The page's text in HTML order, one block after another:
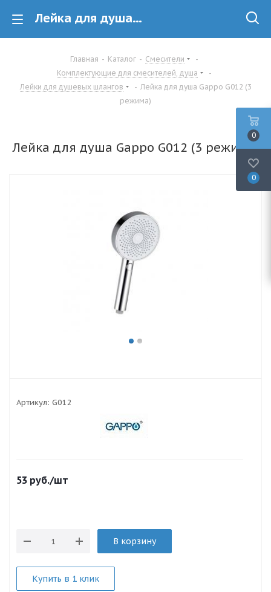
Лейка для душа Gappo G012 (3 режима) купить в Минске
Главная - Каталог - Смесители
-
Комплектующие для смесителей, душа
-
Лейки для душевых шлангов
- Лейка для душа Gappo G012 (3
режима)
Лейка для душа Gappo G012 (3 режима)
Артикул: G012
53 руб./шт
В корзину
Купить в 1 клик
0
0